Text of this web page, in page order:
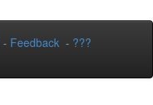
- Feedback - ???